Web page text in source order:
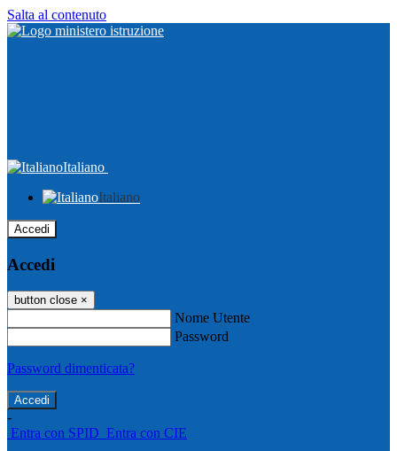
Salta al contenuto
Italiano
Italiano
Accedi
Accedi
button close ×
Nome Utente
Password
Password dimenticata?
-
Entra con SPID Entra con CIE